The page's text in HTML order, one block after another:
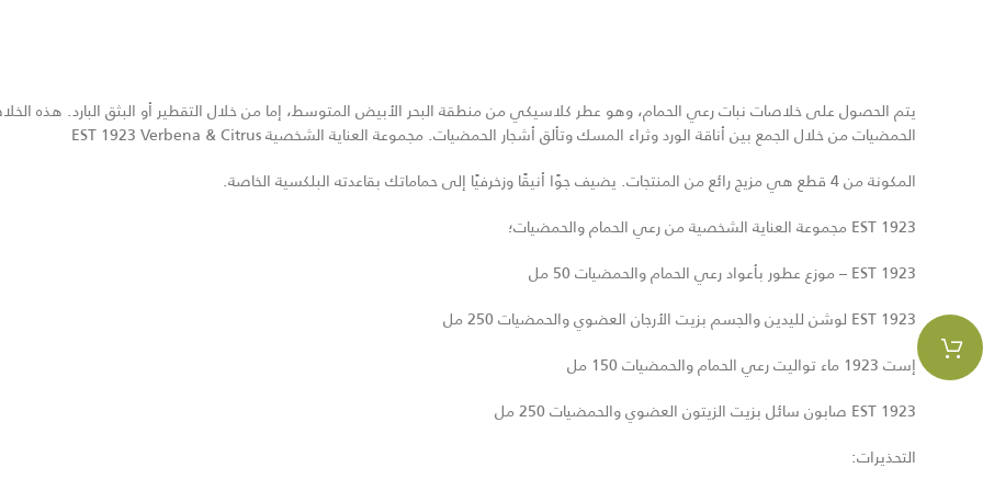
يتم الحصول على خلاصات نبات رعي الحمام، وهو عطر كلاسيكي من منطقة البحر الأبيض المتوسط، إما من خلال التقطير أو البثق البارد. هذه
الحمضيات من خلال الجمع بين أناقة الورد وثراء المسك وتألق أشجار الحمضيات. مجموعة العناية الشخصية EST 1923 Verbena & Citrus
المكونة من 4 قطع هي مزيج رائع من المنتجات. يضيف جوًا أنيقًا وزخرفيًا إلى حماماتك بقاعدته البلكسية الخاصة.
EST 1923 مجموعة العناية الشخصية من رعي الحمام والحمضيات؛
EST 1923 – موزع عطور بأعواد رعي الحمام والحمضيات 50 مل
EST 1923 لوشن لليدين والجسم بزيت الأرجان العضوي والحمضيات 250 مل
إست 1923 ماء تواليت رعي الحمام والحمضيات 150 مل
EST 1923 صابون سائل بزيت الزيتون العضوي والحمضيات 250 مل
التحذيرات: